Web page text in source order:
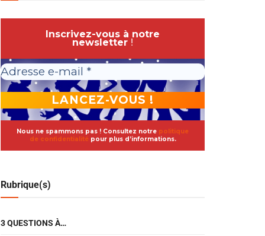
Inscrivez-vous à notre
newsletter !
Nous ne spammons pas ! Consultez notre politique
de confidentialité pour plus d’informations.
Rubrique(s)
3 QUESTIONS À…